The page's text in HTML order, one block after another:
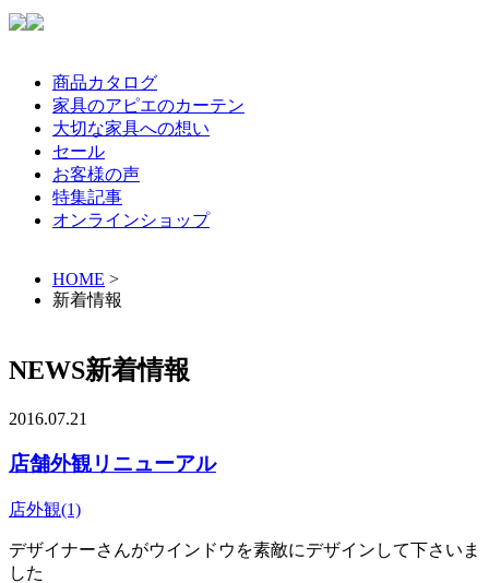
商品カタログ
家具のアピエのカーテン
大切な家具への想い
セール
お客様の声
特集記事
オンラインショップ
HOME >
新着情報
NEWS新着情報
2016.07.21
店舗外観リニューアル
店外観(1)
デザイナーさんがウインドウを素敵にデザインして下さいま
した